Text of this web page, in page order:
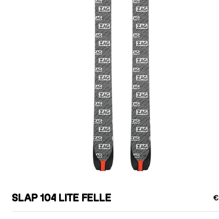
SLAP 104 LITE FELLE